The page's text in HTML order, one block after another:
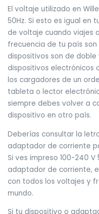
El voltaje utilizado en
50Hz. Si esto es igual en
de voltaje cuando viajes
frecuencia de tu país
dispositivos son de doble
dispositivos electrónicos
los cargadores de un
tableta o lector
siempre debes volver a
dispositivo en otro país.
Deberías consultar la
adaptador de corriente
Si ves impreso 100-240
adaptador de corriente,
con todos los voltajes y
mundo.
Si tu dispositivo o